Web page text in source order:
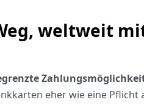
weltweit
eher wie eine Pflicht